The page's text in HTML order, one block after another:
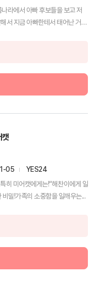
라에서 아빠 후보들을 보고 저
서 지금 아빠한테서 태어난 거
캣
05
YES24
히 미어캣에게는!“해찬이에게 일
밀!가족의 소중함을 일깨우는...